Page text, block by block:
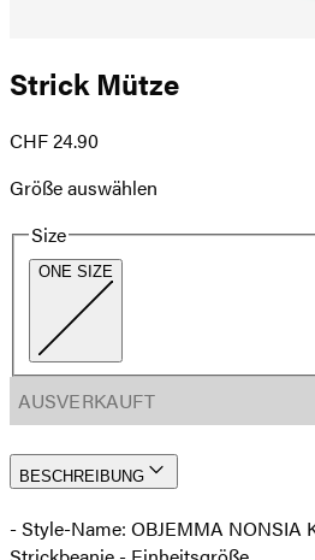
Strick Mütze
CHF 24.90
Größe auswählen
Size
ONE SIZE
AUSVERKAUFT
BESCHREIBUNG
- Style-Name: OBJEMMA NONSIA